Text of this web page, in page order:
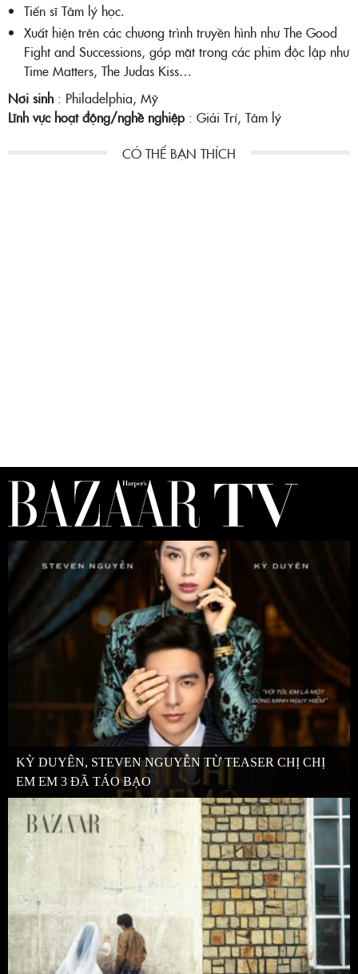
Tiến sĩ Tâm lý học.
Xuất hiện trên các chương trình truyền hình như The Good
Fight and Successions, góp mặt trong các phim độc lập như
Time Matters, The Judas Kiss…
Nơi sinh : Philadelphia, Mỹ
Lĩnh vực hoạt động/nghề nghiệp : Giải Trí, Tâm lý
KỲ DUYÊN, STEVEN NGUYỄN TỪ TEASER CHỊ CHỊ
EM EM 3 ĐÃ TÁO BẠO